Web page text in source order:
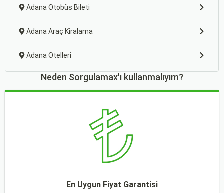
Adana Otobüs Bileti
Adana Araç Kiralama
Adana Otelleri
Neden Sorgulamax'ı kullanmalıyım?
En Uygun Fiyat Garantisi